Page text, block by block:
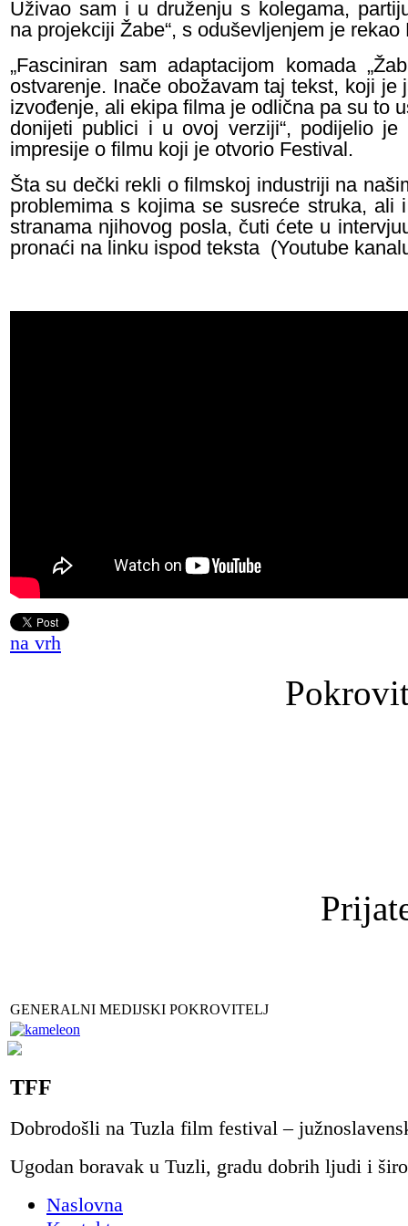
Uživao sam i u druženju s kolegama,
na projekciji Žabe“, s oduševljenjem je rekao
„Fasciniran sam adaptacijom komada
ostvarenje. Inače obožavam taj tekst, koji je
izvođenje, ali ekipa filma je odlična pa su to
donijeti publici i u ovoj verziji“, podijelio je
impresije o filmu koji je otvorio Festival.
Šta su dečki rekli o filmskoj industriji na
problemima s kojima se susreće struka, ali
stranama njihovog posla, čuti ćete u
pronaći na linku ispod teksta (Youtube
na vrh
GENERALNI MEDIJSKI POKROVITELJ
TFF
Dobrodošli na Tuzla film festival –
Ugodan boravak u Tuzli, gradu dobrih ljudi i
Naslovna